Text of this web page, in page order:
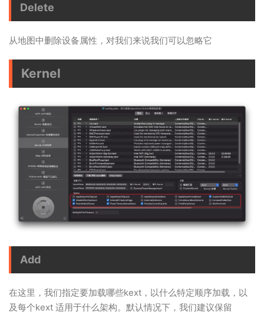
Delete
从地图中删除设备属性，对我们来说我们可以忽略它
Kernel
Add
在这里，我们指定要加载哪些kext，以什么特定顺序加载，以
及每个kext 适用于什么架构。默认情况下，我们建议保留